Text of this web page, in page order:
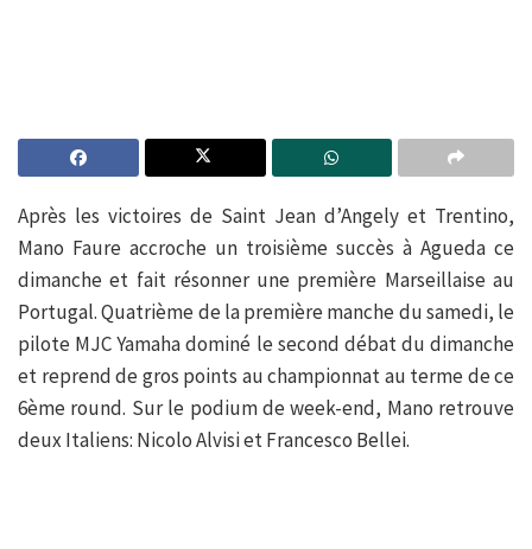
Après les victoires de Saint Jean d’Angely et Trentino,
Mano Faure accroche un troisième succès à Agueda ce
dimanche et fait résonner une première Marseillaise au
Portugal. Quatrième de la première manche du samedi, le
pilote MJC Yamaha dominé le second débat du dimanche
et reprend de gros points au championnat au terme de ce
6ème round. Sur le podium de week-end, Mano retrouve
deux Italiens: Nicolo Alvisi et Francesco Bellei.